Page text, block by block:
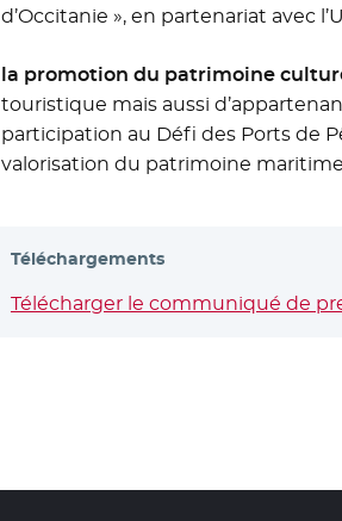
d’Occitanie », en partenariat avec
la promotion du patrimoine
touristique mais aussi
participation au Défi des Ports de
valorisation du patrimoine
Téléchargements
Télécharger le communiqué de